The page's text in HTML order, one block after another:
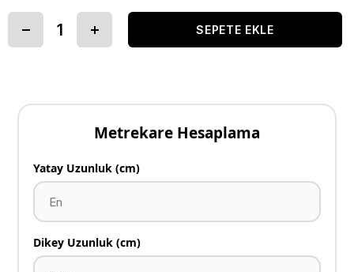
Metrekare Hesaplama
Yatay Uzunluk (cm)
Dikey Uzunluk (cm)